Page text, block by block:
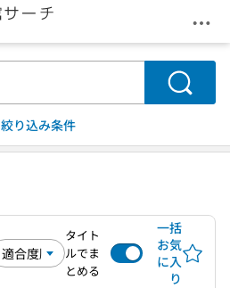
メ
検索
絞り込み条件
タイト
ルでま
とめる
一括
お気
に入
り